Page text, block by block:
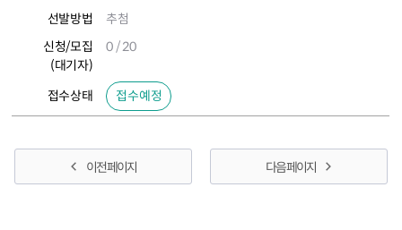
선발방법
추첨
신청/모집
(대기자)
0 / 20
접수상태 접수예정
이전 페이지 다음 페이지